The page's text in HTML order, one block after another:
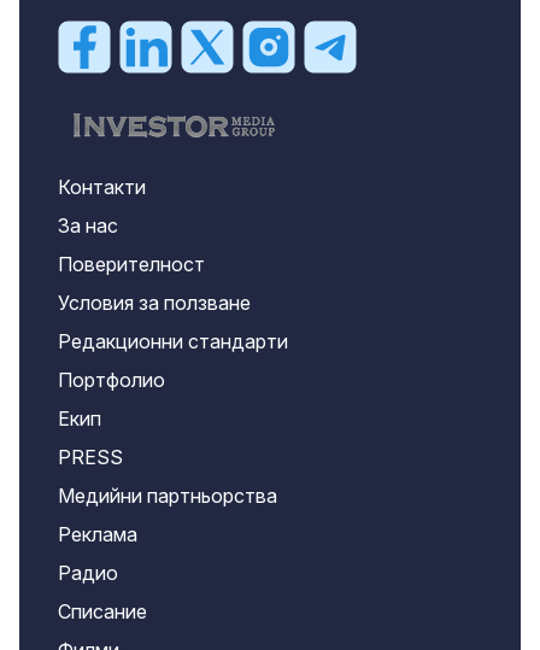
Контакти
За нас
Поверителност
Условия за ползване
Редакционни стандарти
Портфолио
Екип
PRESS
Медийни партньорства
Реклама
Радио
Списание